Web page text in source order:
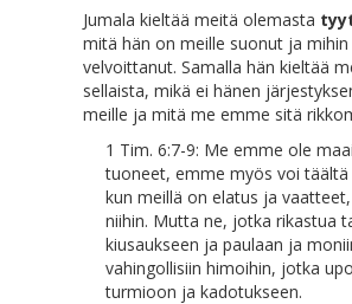
Jumala kieltää meitä olemasta
mitä hän on meille suonut ja
velvoittanut. Samalla hän kieltää
sellaista, mikä ei hänen
meille ja mitä me emme sitä
1 Tim. 6:7-9: Me emme ole
tuoneet, emme myös voi
kun meillä on elatus ja
niihin. Mutta ne, jotka rikastua
kiusaukseen ja paulaan ja
vahingollisiin himoihin, jotka
turmioon ja kadotukseen.